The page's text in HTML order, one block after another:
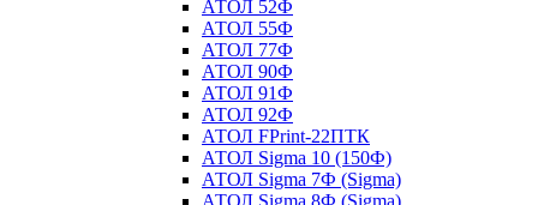
АТОЛ 52Ф
АТОЛ 55Ф
АТОЛ 77Ф
АТОЛ 90Ф
АТОЛ 91Ф
АТОЛ 92Ф
АТОЛ FPrint-22ПТК
АТОЛ Sigma 10 (150Ф)
АТОЛ Sigma 7Ф (Sigma)
АТОЛ Sigma 8Ф (Sigma)